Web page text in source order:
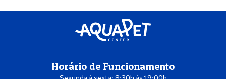
Horário de Funcionamento